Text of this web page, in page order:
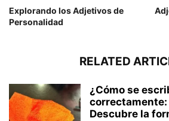
Explorando los Adjetivos de
Personalidad
RELATED
¿Cómo se
Descubre la